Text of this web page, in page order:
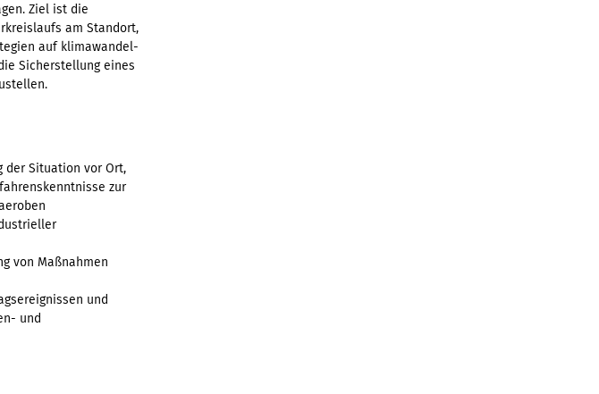
Ziel ist die
am Standort,
auf klimawandel-
Sicherstellung eines
der Situation vor Ort,
zur
von Maßnahmen
und
und